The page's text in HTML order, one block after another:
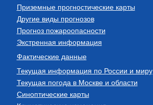
Приземные прогностические карты
Другие виды прогнозов
Прогноз пожароопасности
Экстренная информация
Фактические данные
Текущая информация по России и миру
Текущая погода в Москве и области
Синоптические карты